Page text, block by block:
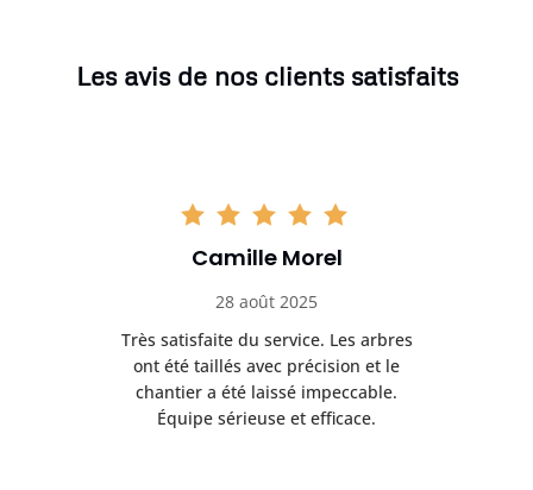
Les avis de nos clients satisfaits
Camille Morel
28 août 2025
Très satisfaite du service. Les arbres
ont été taillés avec précision et le
chantier a été laissé impeccable.
Équipe sérieuse et efficace.